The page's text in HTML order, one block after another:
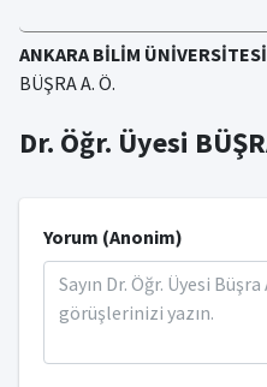
ANKARA BİLİM ÜNİVERSİTESİ
BÜŞRA A. Ö.
Dr. Öğr. Üyesi
Yorum (Anonim)